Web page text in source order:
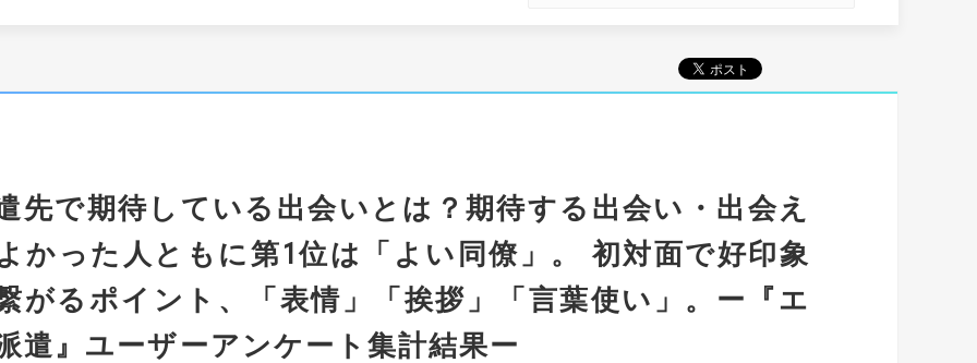
先で期待している出会いとは？期待する出会い・出会え
かった人ともに第1位は「よい同僚」。 初対面で好印象
がるポイント、「表情」「挨拶」「言葉使い」。ー『エ
遣』ユーザーアンケート集計結果ー